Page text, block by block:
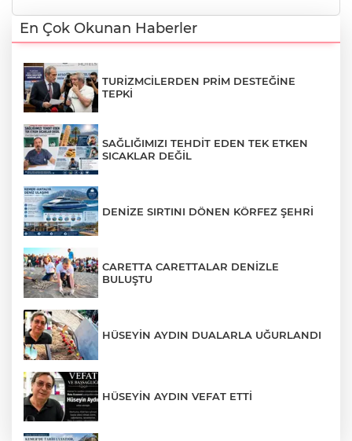
En Çok Okunan Haberler
TURİZMCİLERDEN PRİM DESTEĞİNE
TEPKİ
SAĞLIĞIMIZI TEHDİT EDEN TEK ETKEN
SICAKLAR DEĞİL
DENİZE SIRTINI DÖNEN KÖRFEZ ŞEHRİ
CARETTA CARETTALAR DENİZLE
BULUŞTU
HÜSEYİN AYDIN DUALARLA UĞURLANDI
HÜSEYİN AYDIN VEFAT ETTİ